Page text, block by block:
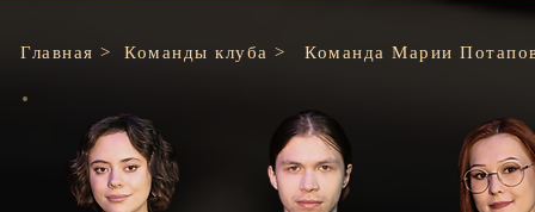
Главная > Команды клуба > Команда Марии Потап